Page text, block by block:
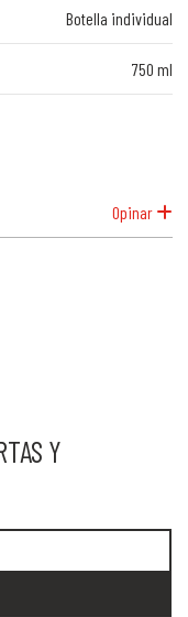
Botella individual
750 ml
Opinar
Y